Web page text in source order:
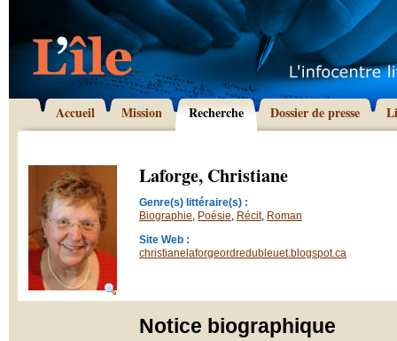
Accueil Mission Recherche Dossier de presse
Laforge, Christiane
Genre(s) littéraire(s) :
Biographie, Poésie, Récit, Roman
Site Web :
christianelaforgeordredubleuet.blogspot.ca
Notice biographique